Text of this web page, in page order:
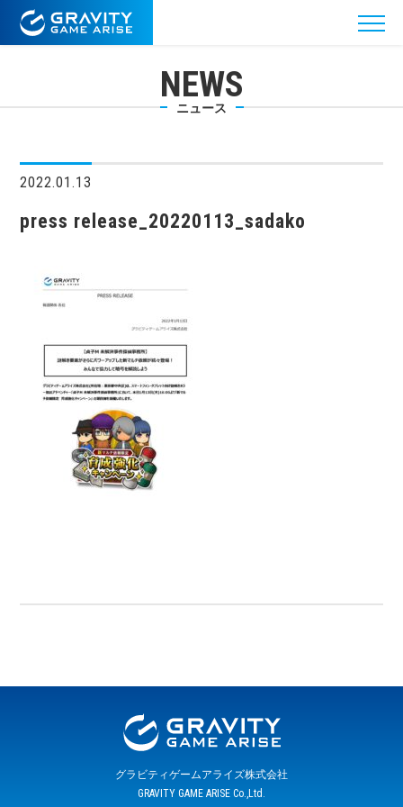
NEWS
ニュース
2022.01.13
press release_20220113_sadako
グラビティゲームアライズ株式会社
GRAVITY GAME ARISE Co.,Ltd.